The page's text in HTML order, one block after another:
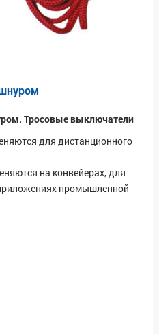
Тросовые выключатели
для дистанционного
на конвейерах, для
промышленной